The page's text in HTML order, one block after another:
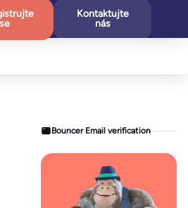
se
Kontaktujte
nás
Bouncer Email verification